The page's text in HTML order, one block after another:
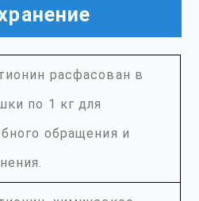
расфасован в
по 1 кг для
обращения и